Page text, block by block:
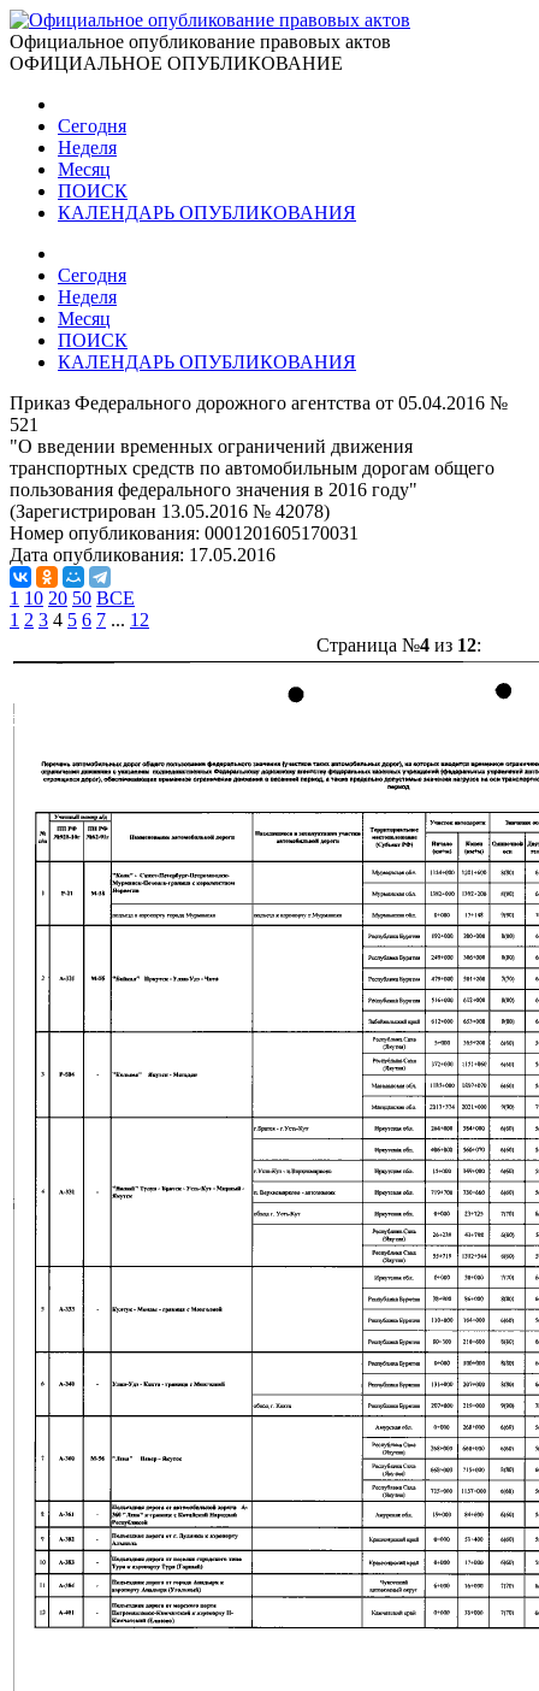
Официальное опубликование правовых актов
ОФИЦИАЛЬНОЕ ОПУБЛИКОВАНИЕ
Сегодня
Неделя
Месяц
ПОИСК
КАЛЕНДАРЬ ОПУБЛИКОВАНИЯ
Сегодня
Неделя
Месяц
ПОИСК
КАЛЕНДАРЬ ОПУБЛИКОВАНИЯ
Приказ Федерального дорожного агентства от 05.04.2016 №
521
"О введении временных ограничений движения
транспортных средств по автомобильным дорогам общего
пользования федерального значения в 2016 году"
(Зарегистрирован 13.05.2016 № 42078)
Номер опубликования: 0001201605170031
Дата опубликования: 17.05.2016
1 10 20 50 ВСЕ
1 2 3 4 5 6 7 ... 12
Страница №4из 12: